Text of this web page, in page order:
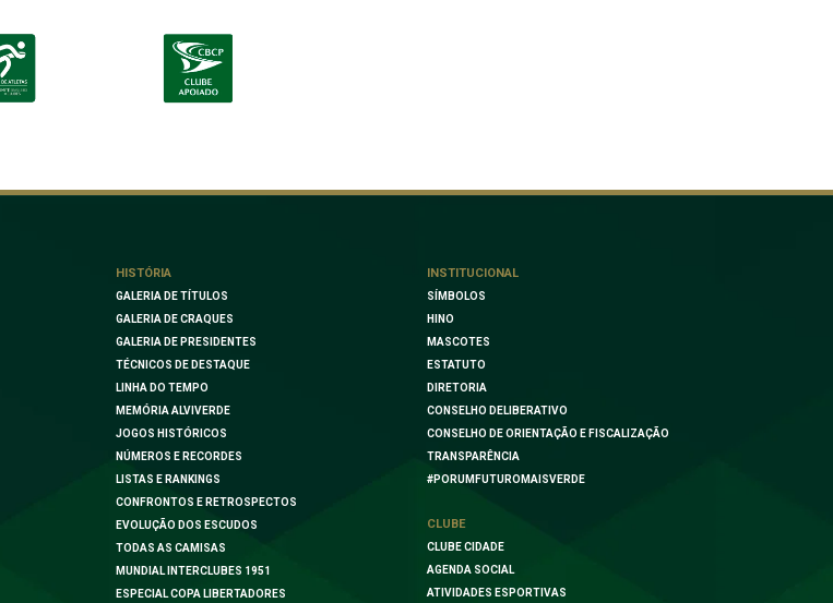
HISTÓRIA
GALERIA DE TÍTULOS
GALERIA DE CRAQUES
GALERIA DE PRESIDENTES
TÉCNICOS DE DESTAQUE
LINHA DO TEMPO
MEMÓRIA ALVIVERDE
JOGOS HISTÓRICOS
NÚMEROS E RECORDES
LISTAS E RANKINGS
CONFRONTOS E RETROSPECTOS
EVOLUÇÃO DOS ESCUDOS
TODAS AS CAMISAS
MUNDIAL INTERCLUBES 1951
ESPECIAL COPA LIBERTADORES
INSTITUCIONAL
SÍMBOLOS
HINO
MASCOTES
ESTATUTO
DIRETORIA
CONSELHO DELIBERATIVO
CONSELHO DE ORIENTAÇÃO E FISCALIZAÇÃO
TRANSPARÊNCIA
#PORUMFUTUROMAISVERDE
CLUBE
CLUBE CIDADE
AGENDA SOCIAL
ATIVIDADES ESPORTIVAS